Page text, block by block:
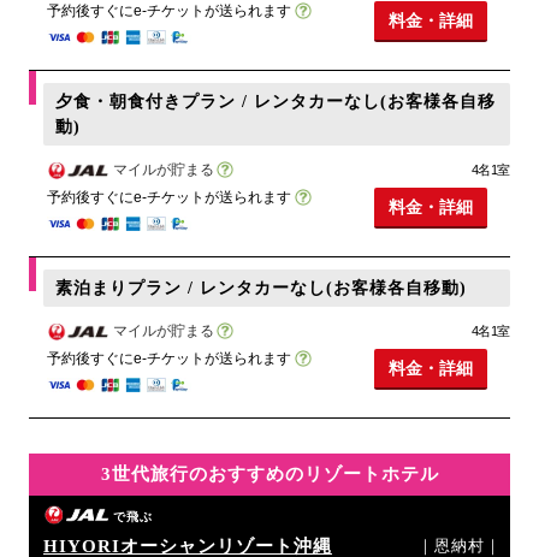
予約後すぐにe-チケットが送られます
料金・詳細
夕食・朝食付きプラン / レンタカーなし(お客様各自移
動)
マイルが貯まる
予約後すぐにe-チケットが送られます
4名1室
料金・詳細
素泊まりプラン / レンタカーなし(お客様各自移動)
マイルが貯まる
予約後すぐにe-チケットが送られます
4名1室
料金・詳細
3世代旅行のおすすめのリゾートホテル
で飛ぶ
HIYORIオーシャンリゾート沖縄 ｜恩納村｜